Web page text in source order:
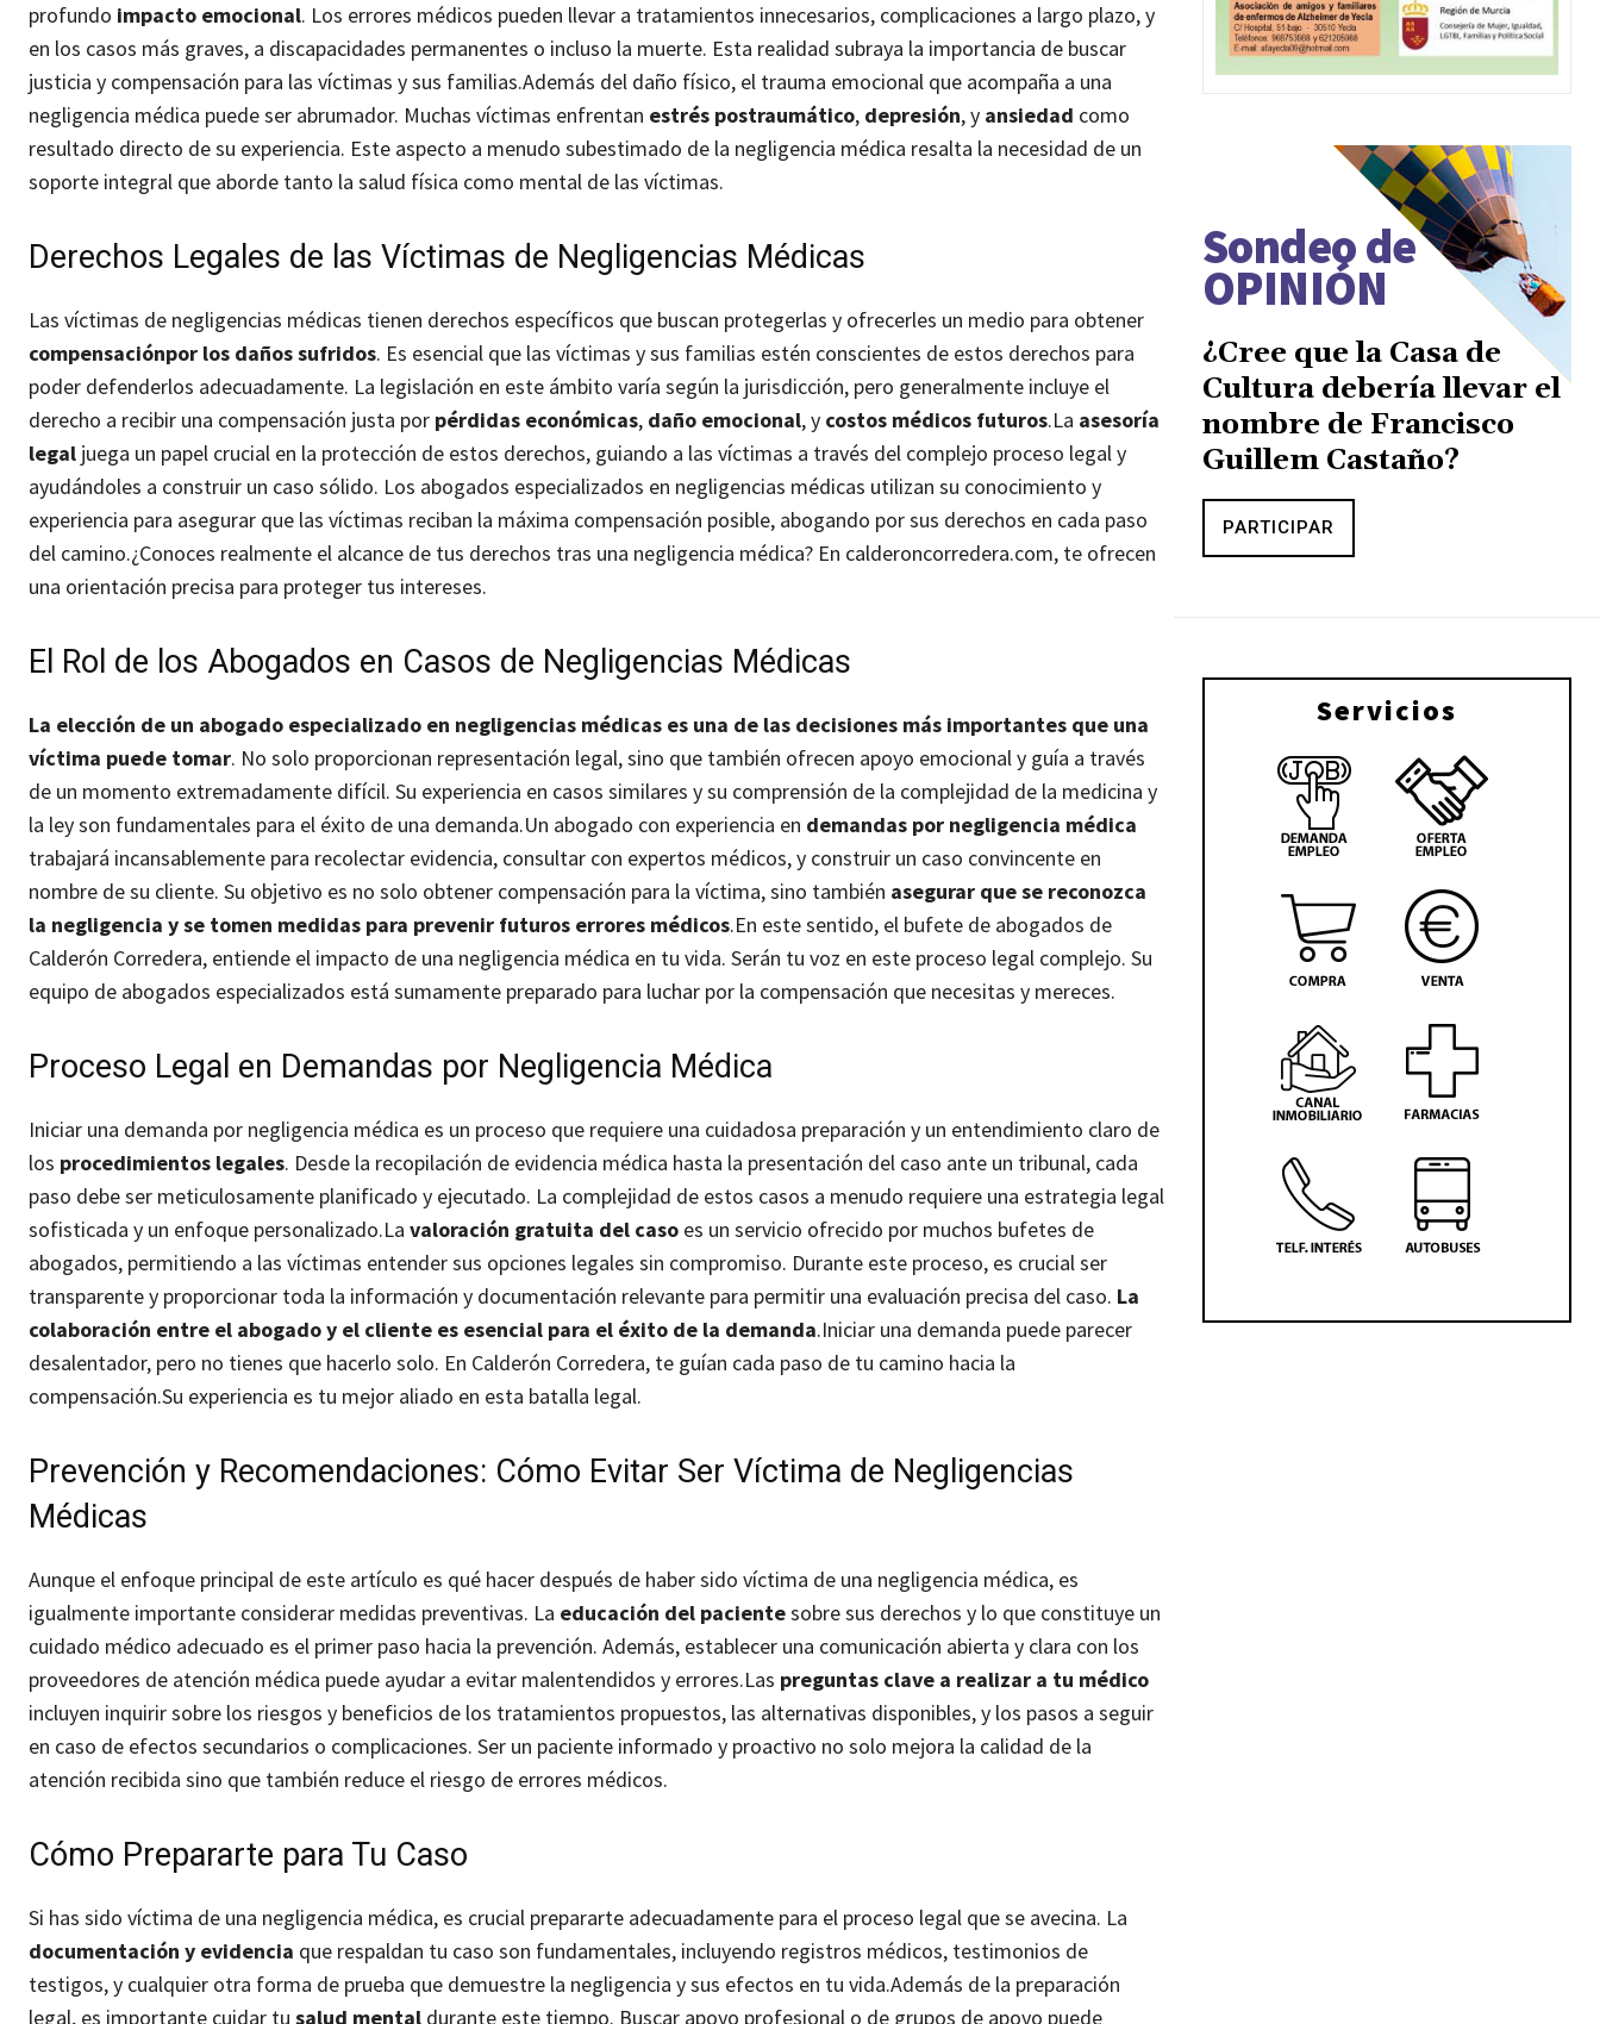
profundo impacto emocional. Los errores médicos pueden llevar a tratamientos innecesarios, complicaciones a largo plazo, y
en los casos más graves, a discapacidades permanentes o incluso la muerte. Esta realidad subraya la importancia de buscar
justicia y compensación para las víctimas y sus familias.Además del daño físico, el trauma emocional que acompaña a una
negligencia médica puede ser abrumador. Muchas víctimas enfrentan estrés postraumático, depresión, y ansiedad como
resultado directo de su experiencia. Este aspecto a menudo subestimado de la negligencia médica resalta la necesidad de un
soporte integral que aborde tanto la salud física como mental de las víctimas.
Derechos Legales de las Víctimas de Negligencias Médicas
Las víctimas de negligencias médicas tienen derechos específicos que buscan protegerlas y ofrecerles un medio para obtener
compensaciónpor los daños sufridos. Es esencial que las víctimas y sus familias estén conscientes de estos derechos para
poder defenderlos adecuadamente. La legislación en este ámbito varía según la jurisdicción, pero generalmente incluye el
derecho a recibir una compensación justa por pérdidas económicas, daño emocional, y costos médicos futuros.La asesoría
legal juega un papel crucial en la protección de estos derechos, guiando a las víctimas a través del complejo proceso legal y
ayudándoles a construir un caso sólido. Los abogados especializados en negligencias médicas utilizan su conocimiento y
experiencia para asegurar que las víctimas reciban la máxima compensación posible, abogando por sus derechos en cada paso
del camino.¿Conoces realmente el alcance de tus derechos tras una negligencia médica? En calderoncorredera.com, te ofrecen
una orientación precisa para proteger tus intereses.
El Rol de los Abogados en Casos de Negligencias Médicas
La elección de un abogado especializado en negligencias médicas es una de las decisiones más importantes que una
víctima puede tomar. No solo proporcionan representación legal, sino que también ofrecen apoyo emocional y guía a través
de un momento extremadamente difícil. Su experiencia en casos similares y su comprensión de la complejidad de la medicina y
la ley son fundamentales para el éxito de una demanda.Un abogado con experiencia en demandas por negligencia médica
trabajará incansablemente para recolectar evidencia, consultar con expertos médicos, y construir un caso convincente en
nombre de su cliente. Su objetivo es no solo obtener compensación para la víctima, sino también asegurar que se reconozca
la negligencia y se tomen medidas para prevenir futuros errores médicos.En este sentido, el bufete de abogados de
Calderón Corredera, entiende el impacto de una negligencia médica en tu vida. Serán tu voz en este proceso legal complejo. Su
equipo de abogados especializados está sumamente preparado para luchar por la compensación que necesitas y mereces.
Proceso Legal en Demandas por Negligencia Médica
Iniciar una demanda por negligencia médica es un proceso que requiere una cuidadosa preparación y un entendimiento claro de
los procedimientos legales. Desde la recopilación de evidencia médica hasta la presentación del caso ante un tribunal, cada
paso debe ser meticulosamente planificado y ejecutado. La complejidad de estos casos a menudo requiere una estrategia legal
sofisticada y un enfoque personalizado.La valoración gratuita del caso es un servicio ofrecido por muchos bufetes de
abogados, permitiendo a las víctimas entender sus opciones legales sin compromiso. Durante este proceso, es crucial ser
transparente y proporcionar toda la información y documentación relevante para permitir una evaluación precisa del caso. La
colaboración entre el abogado y el cliente es esencial para el éxito de la demanda.Iniciar una demanda puede parecer
desalentador, pero no tienes que hacerlo solo. En Calderón Corredera, te guían cada paso de tu camino hacia la
compensación.Su experiencia es tu mejor aliado en esta batalla legal.
Prevención y Recomendaciones: Cómo Evitar Ser Víctima de Negligencias
Médicas
Aunque el enfoque principal de este artículo es qué hacer después de haber sido víctima de una negligencia médica, es
igualmente importante considerar medidas preventivas. La educación del pacientesobre sus derechos y lo que constituye un
cuidado médico adecuado es el primer paso hacia la prevención. Además, establecer una comunicación abierta y clara con los
proveedores de atención médica puede ayudar a evitar malentendidos y errores.Las preguntas clave a realizar a tu médico
incluyen inquirir sobre los riesgos y beneficios de los tratamientos propuestos, las alternativas disponibles, y los pasos a seguir
en caso de efectos secundarios o complicaciones. Ser un paciente informado y proactivo no solo mejora la calidad de la
atención recibida sino que también reduce el riesgo de errores médicos.
Cómo Prepararte para Tu Caso
Si has sido víctima de una negligencia médica, es crucial prepararte adecuadamente para el proceso legal que se avecina. La
documentación y evidencia que respaldan tu caso son fundamentales, incluyendo registros médicos, testimonios de
testigos, y cualquier otra forma de prueba que demuestre la negligencia y sus efectos en tu vida.Además de la preparación
legal, es importante cuidar tu salud mental durante este tiempo. Buscar apoyo profesional o de grupos de apoyo puede
Sondeo de
OPINIÓN
¿Cree que la Casa de
Cultura debería llevar el
nombre de Francisco
Guillem Castaño?
PARTICIPAR
Servicios